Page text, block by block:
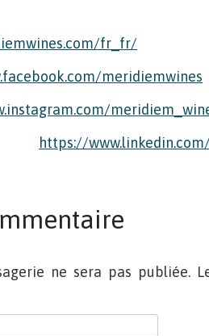
fr_fr/
meridiemwines
:
https://
ne sera pas publiée.